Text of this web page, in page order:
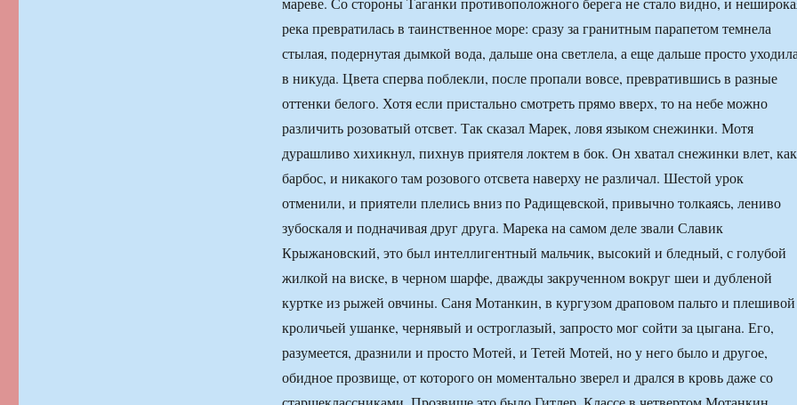
река превратилась в таинственное море: сразу за гранитным парапетом темнела
стылая, подернутая дымкой вода, дальше она светлела, а еще дальше просто
в никуда. Цвета сперва поблекли, после пропали вовсе, превратившись в разные
оттенки белого. Хотя если пристально смотреть прямо вверх, то на небе можно
различить розоватый отсвет. Так сказал Марек, ловя языком снежинки. Мотя
дурашливо хихикнул, пихнув приятеля локтем в бок. Он хватал снежинки влет, как
барбос, и никакого там розового отсвета наверху не различал. Шестой урок
отменили, и приятели плелись вниз по Радищевской, привычно толкаясь, лениво
зубоскаля и подначивая друг друга. Марека на самом деле звали Славик
Крыжановский, это был интеллигентный мальчик, высокий и бледный, с голубой
жилкой на виске, в черном шарфе, дважды закрученном вокруг шеи и дубленой
куртке из рыжей овчины. Саня Мотанкин, в кургузом драповом пальто и плешивой
кроличьей ушанке, чернявый и остроглазый, запросто мог сойти за цыгана. Его,
разумеется, дразнили и просто Мотей, и Тетей Мотей, но у него было и другое,
обидное прозвище, от которого он моментально зверел и дрался в кровь даже со